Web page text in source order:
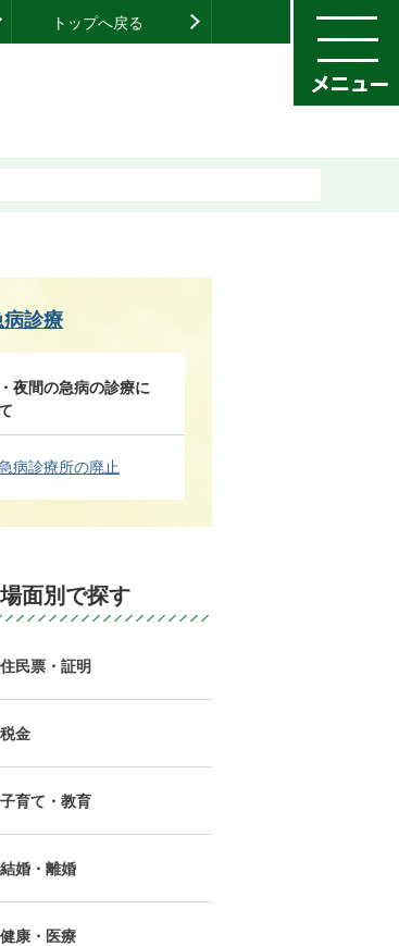
トップへ戻る
診療
夜間の急病の診療に
病診療所の廃止
場面別で探す
住民票・証明
税金
子育て・教育
結婚・離婚
健康・医療